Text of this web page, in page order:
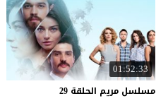
01:52:33
مسلسل مريم الحلقة 29